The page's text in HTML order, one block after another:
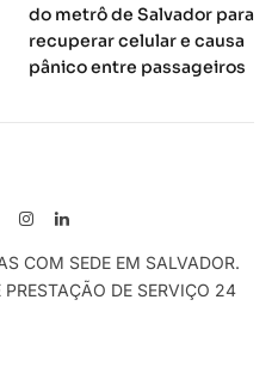
do metrô de Salvador para
recuperar celular e causa
pânico entre passageiros
InstagramLinkedIn
COM SEDE EM SALVADOR.
DE SERVIÇO 24